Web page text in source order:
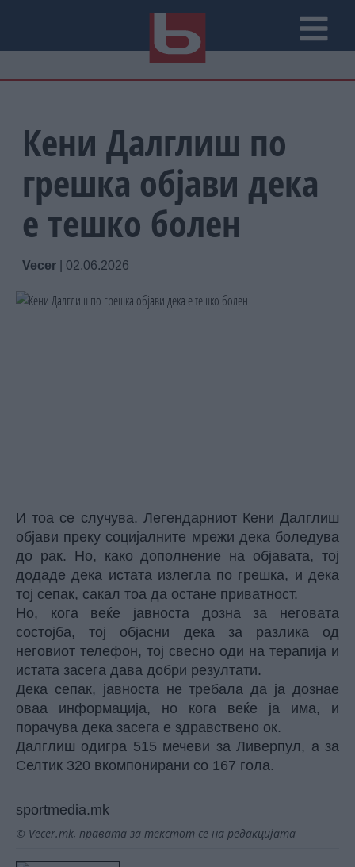
Кени Далглиш по
грешка објави дека
е тешко болен
Vecer 02.06.2026
И тоа се случува. Легендарниот Кени Далглиш
објави преку социјалните мрежи дека боледува
до рак. Но, како дополнение на објавата, тој
додаде дека истата излегла по грешка, и дека
тој сепак, сакал тоа да остане приватност.
Но, кога веќе јавноста дозна за неговата
состојба, тој објасни дека за разлика од
неговиот телефон, тој свесно оди на терапија и
истата засега дава добри резултати.
Дека сепак, јавноста не требала да ја дознае
оваа информација, но кога веќе ја има, и
порачува дека засега е здравствено ок.
Далглиш одигра 515 мечеви за Ливерпул, а за
Селтик 320 вкомпонирани со 167 гола.
sportmedia.mk
© Vecer.mk, правата за текстот се на редакцијата